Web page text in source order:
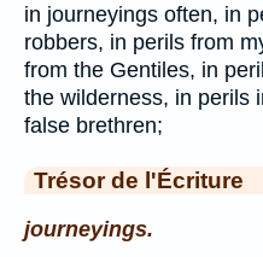
in journeyings often, in
robbers, in perils from
from the Gentiles, in
the wilderness, in perils
false brethren;
Trésor de l'Écriture
journeyings.